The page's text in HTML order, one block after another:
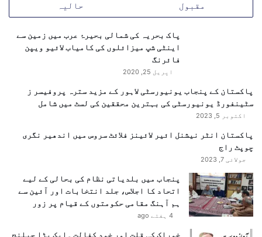
مقبول حالیہ
پاک بحریہ کی شمالی بحیرۂ عرب میں زمین سے
اینٹی شپ میزائلوں کی کامیاب لائیو ویپن
فائرنگ
اپریل 25, 2020
پاکستان کے پنجاب یونیورسٹی لاہور کے مزید سترہ پروفیسر ز
سٹینفورڈ یونیورسٹی کی بہترین محققین کی لسٹ میں شامل
اکتوبر 5, 2023
پاکستان انٹر نیشنل ائیر لائینز فلائٹ سروس میں اندھیر نگری
چوپٹ راج
جولائی 7, 2023
پنجاب میں بلدیاتی نظام کی بحالی کے لیے
اتحاد کا اجلاس، جلد انتخابات اور آئین سے
ہم آہنگ مقامی حکومتوں کے قیام پر زور
4 ہفتے ago
خوراک کی قلت اور خود کفالت ۔ایک بڑا چیلنج